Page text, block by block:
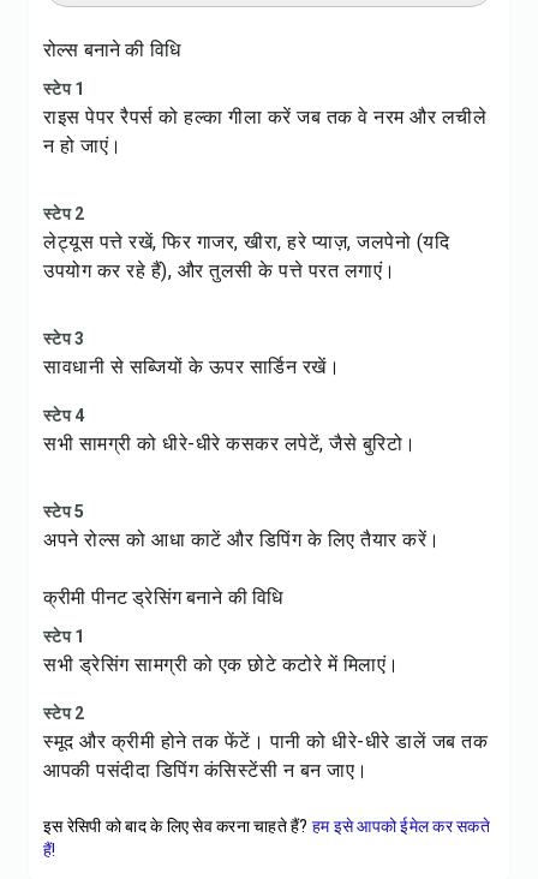
रोल्स बनाने की विधि
स्टेप 1
राइस पेपर रैपर्स को हल्का गीला करें जब तक वे नरम और लचीले
न हो जाएं।
स्टेप 2
लेट्यूस पत्ते रखें, फिर गाजर, खीरा, हरे प्याज़, जलपेनो (यदि
उपयोग कर रहे हैं), और तुलसी के पत्ते परत लगाएं।
स्टेप 3
सावधानी से सब्जियों के ऊपर सार्डिन रखें।
स्टेप 4
सभी सामग्री को धीरे-धीरे कसकर लपेटें, जैसे बुरिटो।
स्टेप 5
अपने रोल्स को आधा काटें और डिपिंग के लिए तैयार करें।
क्रीमी पीनट ड्रेसिंग बनाने की विधि
स्टेप 1
सभी ड्रेसिंग सामग्री को एक छोटे कटोरे में मिलाएं।
स्टेप 2
स्मूद और क्रीमी होने तक फेंटें। पानी को धीरे-धीरे डालें जब तक
आपकी पसंदीदा डिपिंग कंसिस्टेंसी न बन जाए।
इस रेसिपी को बाद के लिए सेव करना चाहते हैं? हम इसे आपको ईमेल कर सकते
हैं!